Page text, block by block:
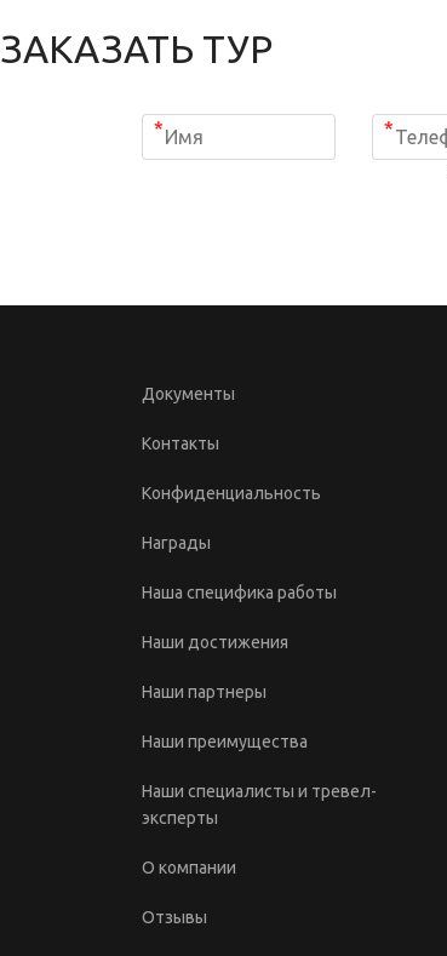
ЗАКАЗАТЬ ТУР
* *
Документы
Контакты
Конфиденциальность
Награды
Наша специфика работы
Наши достижения
Наши партнеры
Наши преимущества
Наши специалисты и тревел-
эксперты
О компании
Отзывы